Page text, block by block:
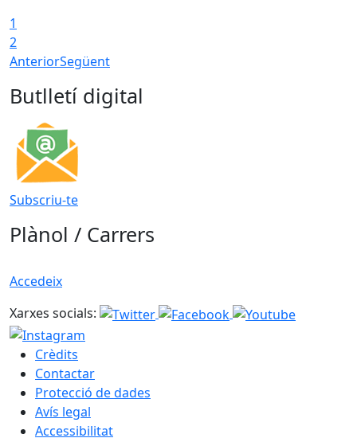
1
2
AnteriorSegüent
Butlletí digital
Subscriu-te
Plànol / Carrers
Accedeix
Xarxes socials:
Crèdits
Contactar
Protecció de dades
Avís legal
Accessibilitat